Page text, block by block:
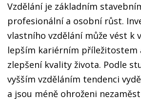
Vzdělání je základním
profesionální a osobní růst.
vlastního vzdělání může vést k
lepším kariérním příležitostem
zlepšení kvality života. Podle
vyšším vzděláním tendenci
a jsou méně ohroženi